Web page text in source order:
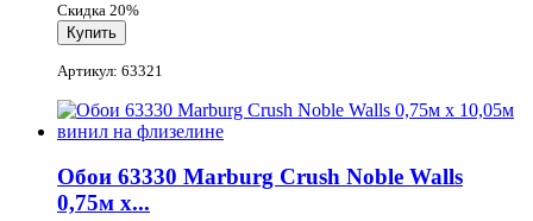
Скидка 20%
Артикул: 63321
Обои 63330 Marburg Crush Noble Walls
0,75м x...